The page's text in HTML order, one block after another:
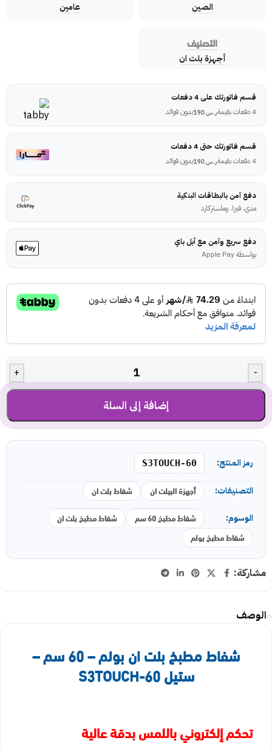
الصين عامين
التصنيف
أجهزة بلت ان
قسم فاتورتك على 4 دفعات
4 دفعات بقيمة
ر.س190 بدون فوائد
قسم فاتورتك حتى 4 دفعات
4 دفعات بقيمة
ر.س190 بدون فوائد
دفع آمن بالبطاقات البنكية
مدى، فيزا، وماستركارد
دفع سريع وآمن مع أبل باي
بواسطة Apple Pay
-
+
إضافة إلى السلة
رمز المنتج: S3TOUCH-60
التصنيفات: أجهزة البيلت ان شفاط بلت ان
الوسوم: شفاط مطبخ 60 سم
شفاط مطبخ بلت ان
شفاط مطبخ بولم
مشاركة:
الوصف
شفاط مطبخ بلت ان بولم – 60 سم –
ستيل S3TOUCH-60
تحكم إلكتروني باللمس بدقة عالية